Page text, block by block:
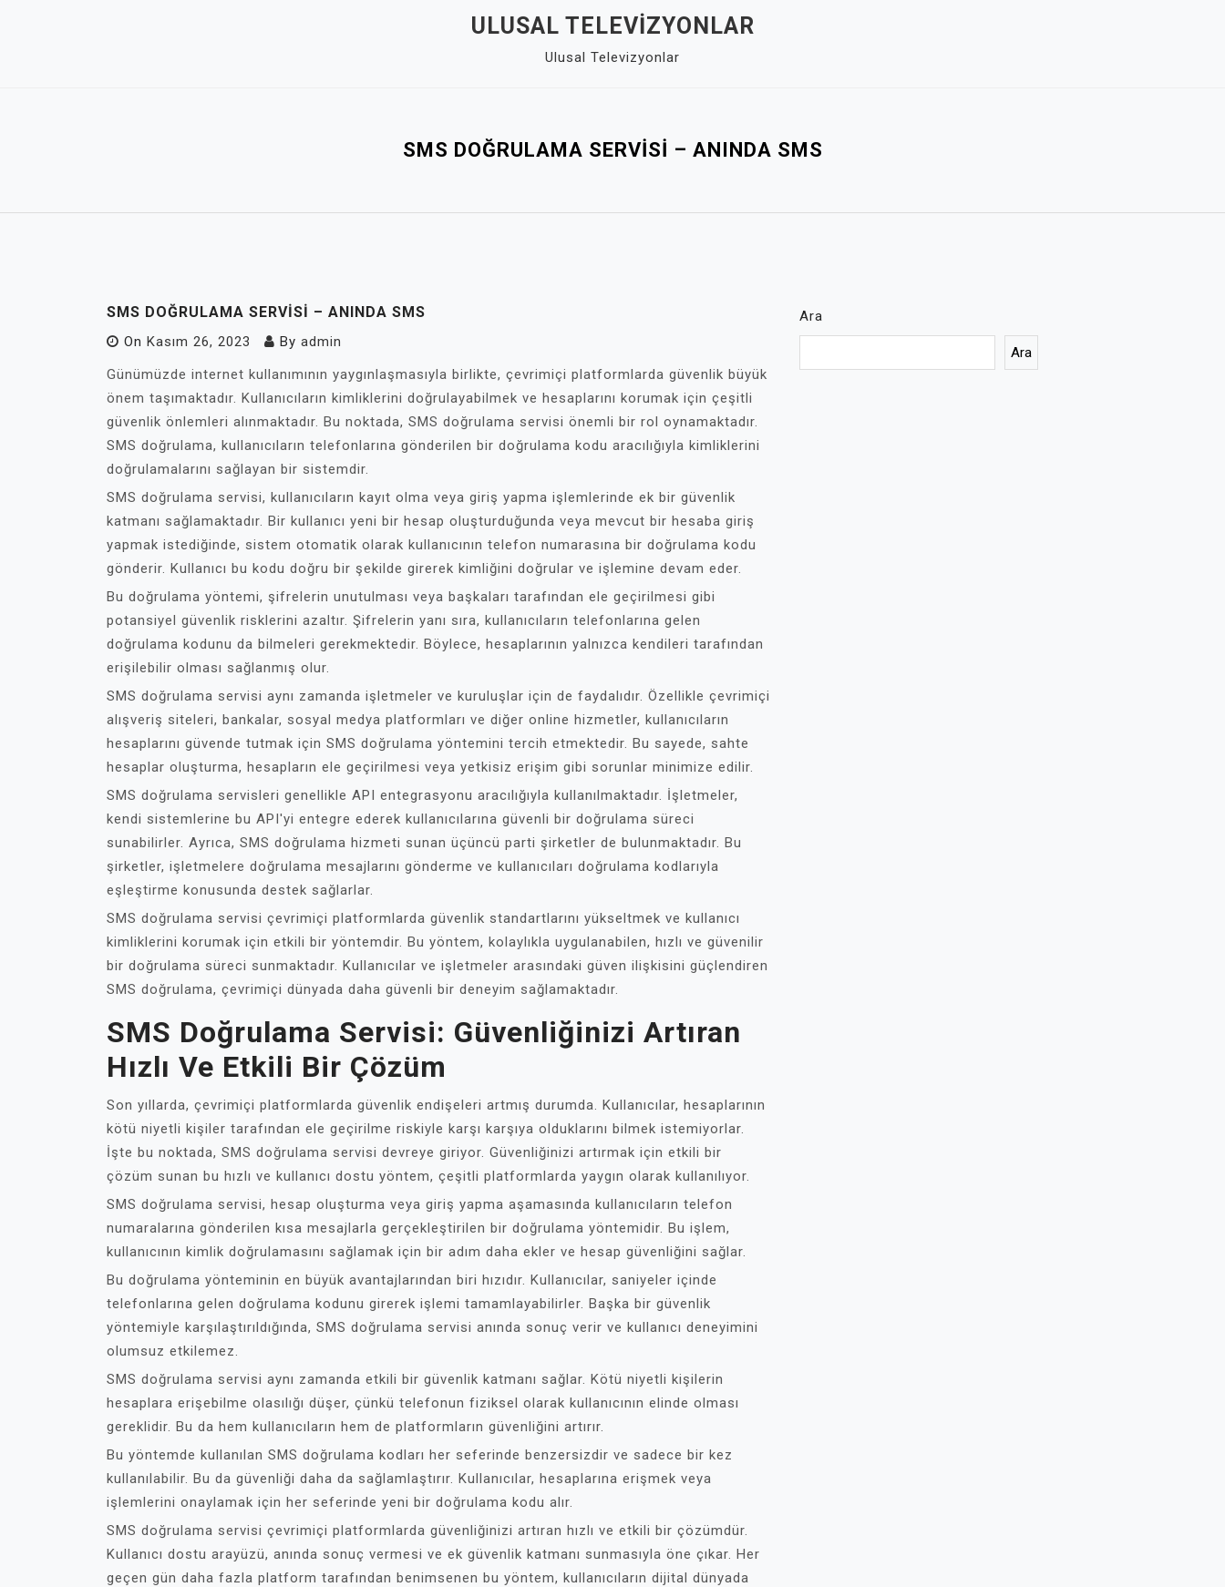
ULUSAL TELEVIZYONLAR
Ulusal Televizyonlar
SMS DOĞRULAMA SERVISI – ANINDA SMS
SMS DOĞRULAMA SERVISI – ANINDA SMS
On Kasım 26, 2023 By admin
Günümüzde internet kullanımının yaygınlaşmasıyla birlikte, çevrimiçi platformlarda güvenlik büyük
önem taşımaktadır. Kullanıcıların kimliklerini doğrulayabilmek ve hesaplarını korumak için çeşitli
güvenlik önlemleri alınmaktadır. Bu noktada, SMS doğrulama servisi önemli bir rol oynamaktadır.
SMS doğrulama, kullanıcıların telefonlarına gönderilen bir doğrulama kodu aracılığıyla kimliklerini
doğrulamalarını sağlayan bir sistemdir.
SMS doğrulama servisi, kullanıcıların kayıt olma veya giriş yapma işlemlerinde ek bir güvenlik
katmanı sağlamaktadır. Bir kullanıcı yeni bir hesap oluşturduğunda veya mevcut bir hesaba giriş
yapmak istediğinde, sistem otomatik olarak kullanıcının telefon numarasına bir doğrulama kodu
gönderir. Kullanıcı bu kodu doğru bir şekilde girerek kimliğini doğrular ve işlemine devam eder.
Bu doğrulama yöntemi, şifrelerin unutulması veya başkaları tarafından ele geçirilmesi gibi
potansiyel güvenlik risklerini azaltır. Şifrelerin yanı sıra, kullanıcıların telefonlarına gelen
doğrulama kodunu da bilmeleri gerekmektedir. Böylece, hesaplarının yalnızca kendileri tarafından
erişilebilir olması sağlanmış olur.
SMS doğrulama servisi aynı zamanda işletmeler ve kuruluşlar için de faydalıdır. Özellikle çevrimiçi
alışveriş siteleri, bankalar, sosyal medya platformları ve diğer online hizmetler, kullanıcıların
hesaplarını güvende tutmak için SMS doğrulama yöntemini tercih etmektedir. Bu sayede, sahte
hesaplar oluşturma, hesapların ele geçirilmesi veya yetkisiz erişim gibi sorunlar minimize edilir.
SMS doğrulama servisleri genellikle API entegrasyonu aracılığıyla kullanılmaktadır. İşletmeler,
kendi sistemlerine bu API'yi entegre ederek kullanıcılarına güvenli bir doğrulama süreci
sunabilirler. Ayrıca, SMS doğrulama hizmeti sunan üçüncü parti şirketler de bulunmaktadır. Bu
şirketler, işletmelere doğrulama mesajlarını gönderme ve kullanıcıları doğrulama kodlarıyla
eşleştirme konusunda destek sağlarlar.
SMS doğrulama servisi çevrimiçi platformlarda güvenlik standartlarını yükseltmek ve kullanıcı
kimliklerini korumak için etkili bir yöntemdir. Bu yöntem, kolaylıkla uygulanabilen, hızlı ve güvenilir
bir doğrulama süreci sunmaktadır. Kullanıcılar ve işletmeler arasındaki güven ilişkisini güçlendiren
SMS doğrulama, çevrimiçi dünyada daha güvenli bir deneyim sağlamaktadır.
SMS Doğrulama Servisi: Güvenliğinizi Artıran
Hızlı Ve Etkili Bir Çözüm
Son yıllarda, çevrimiçi platformlarda güvenlik endişeleri artmış durumda. Kullanıcılar, hesaplarının
kötü niyetli kişiler tarafından ele geçirilme riskiyle karşı karşıya olduklarını bilmek istemiyorlar.
İşte bu noktada, SMS doğrulama servisi devreye giriyor. Güvenliğinizi artırmak için etkili bir
çözüm sunan bu hızlı ve kullanıcı dostu yöntem, çeşitli platformlarda yaygın olarak kullanılıyor.
SMS doğrulama servisi, hesap oluşturma veya giriş yapma aşamasında kullanıcıların telefon
numaralarına gönderilen kısa mesajlarla gerçekleştirilen bir doğrulama yöntemidir. Bu işlem,
kullanıcının kimlik doğrulamasını sağlamak için bir adım daha ekler ve hesap güvenliğini sağlar.
Bu doğrulama yönteminin en büyük avantajlarından biri hızıdır. Kullanıcılar, saniyeler içinde
telefonlarına gelen doğrulama kodunu girerek işlemi tamamlayabilirler. Başka bir güvenlik
yöntemiyle karşılaştırıldığında, SMS doğrulama servisi anında sonuç verir ve kullanıcı deneyimini
olumsuz etkilemez.
SMS doğrulama servisi aynı zamanda etkili bir güvenlik katmanı sağlar. Kötü niyetli kişilerin
hesaplara erişebilme olasılığı düşer, çünkü telefonun fiziksel olarak kullanıcının elinde olması
gereklidir. Bu da hem kullanıcıların hem de platformların güvenliğini artırır.
Bu yöntemde kullanılan SMS doğrulama kodları her seferinde benzersizdir ve sadece bir kez
kullanılabilir. Bu da güvenliği daha da sağlamlaştırır. Kullanıcılar, hesaplarına erişmek veya
işlemlerini onaylamak için her seferinde yeni bir doğrulama kodu alır.
SMS doğrulama servisi çevrimiçi platformlarda güvenliğinizi artıran hızlı ve etkili bir çözümdür.
Kullanıcı dostu arayüzü, anında sonuç vermesi ve ek güvenlik katmanı sunmasıyla öne çıkar. Her
geçen gün daha fazla platform tarafından benimsenen bu yöntem, kullanıcıların dijital dünyada
Ara
Ara